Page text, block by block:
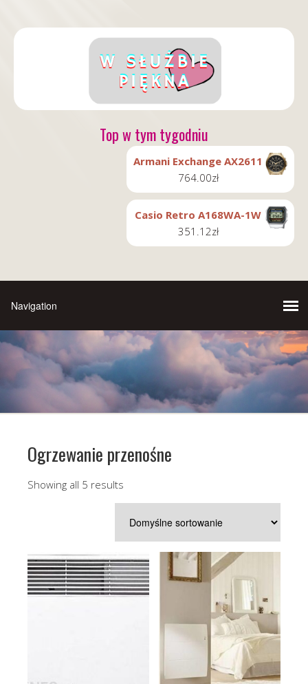
Top w tym tygodniu
Armani Exchange AX2611
764.00zł
Casio Retro A168WA-1W
351.12zł
Ogrzewanie przenośne
Showing all 5 results